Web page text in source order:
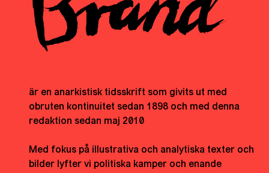
är en anarkistisk tidsskrift som givits ut med
obruten kontinuitet sedan 1898 och med denna
redaktion sedan maj 2010
Med fokus på illustrativa och analytiska texter och
bilder lyfter vi politiska kamper och enande